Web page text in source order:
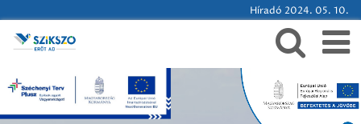
Híradó 2024. 05. 10.